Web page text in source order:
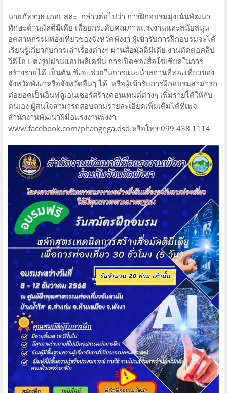
นายภัทรวุธ เภอแสละ กล่าวต่อไปว่า การฝึกอบรมมุ่งเน้นพัฒนา
ทักษะด้านมัลติมีเดีย เพื่อยกระดับคุณภาพแรงงานและสนับสนุน
อุตสาหกรรมท่องเที่ยวของจังหวัดพังงา ผู้เข้ารับการฝึกอบรมจะได้
เรียนรู้เกี่ยวกับการเล่าเรื่องต่างๆ ผ่านสื่อมัลติมีเดีย งานตัดต่อคลิป
วีดีโอ แต่งรูปผ่านแอปพลิเคชั่น การเปิดช่องสื่อโซเซียลในการ
สร้างรายได้ เป็นต้น ซึ่งจะช่วยในการแนะนำสถานที่ท่องเที่ยวของ
จังหวัดพังงาหรือจังหวัดอื่นๆ ได้ หรือผู้เข้ารับการฝึกอบรมสามารถ
ต่อยอดเป็นอินฟลูเอนเซอร์สร้างคอนเทนต์ต่างๆ เพิ่มรายได้ให้กับ
ตนเอง ผู้สนใจสามารถสอบถามรายละเอียดเพิ่มเติมได้ที่เพจ
สำนักงานพัฒนาฝีมือแรงงานพังงา
www.facebook.com/phangnga.dsd หรือโทร 099 438 1114